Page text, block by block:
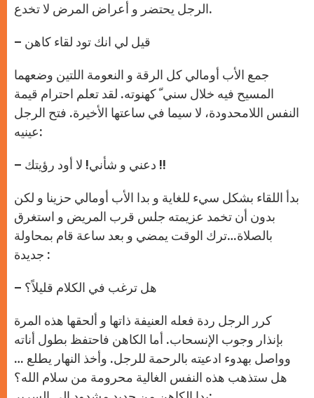
الرجل يحتضر و أعراض المرض لا تخدع.
– قيل لي انك تود لقاء كاهن
جمع الأب أومالي كل الرقة و النعومة اللتين وضعهما
المسيح فيه خلال سني ّ كهنوته. لقد تعلم احترام قيمة
النفس اللامحدودة، لا سيما في ساعتها الأخيرة. فتح الرجل
عينيه:
– دعني و شأني! لا أود رؤيتك !!
بدأ اللقاء بشكل سيء للغاية و بدا الأب أومالي حزينا و لكن
بدون أن تخمد عزيمته جلس قرب المريض و استغرق
بالصلاة…ترك الوقت يمضي و بعد ساعة قام بمحاولة
جديدة :
– هل ترغب في الكلام قليلاً؟
كرر الرجل ردة فعله العنيفة ذاتها و ألحقها هذه المرة
بإنذار وجوب الإنسحاب. أما الكاهن فاحتفظ بطول أناته
وواصل بهدوء ادعيته بالرحمة للرجل. وأخذ النهار يطلع …
هل ستذهب هذه النفس الغالية محرومة من سلام الله؟